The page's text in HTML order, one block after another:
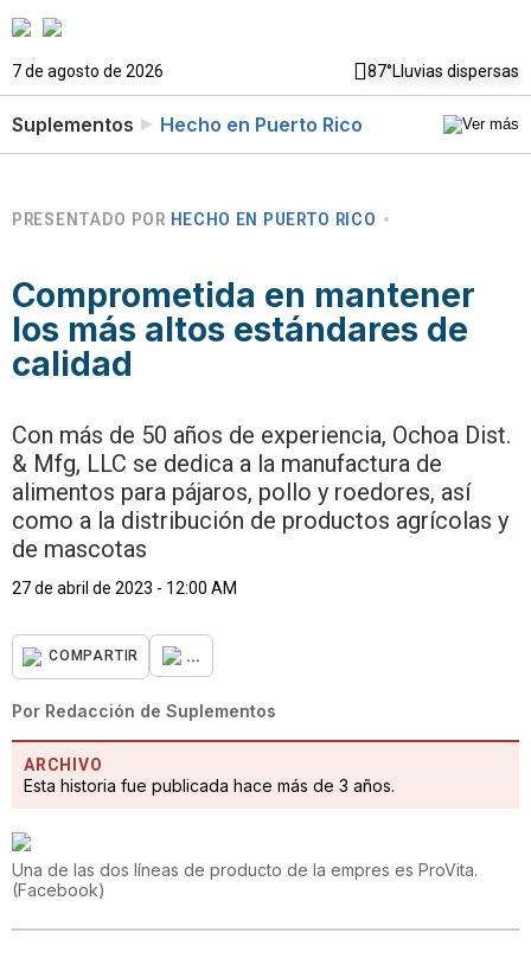
7 de agosto de 2026 87°Lluvias dispersas
Suplementos Hecho en Puerto Rico
PRESENTADO POR HECHO EN PUERTO RICO
Comprometida en mantener
los más altos estándares de
calidad
Con más de 50 años de experiencia, Ochoa Dist.
& Mfg, LLC se dedica a la manufactura de
alimentos para pájaros, pollo y roedores, así
como a la distribución de productos agrícolas y
de mascotas
27 de abril de 2023 - 12:00 AM
COMPARTIR ...
Por Redacción de Suplementos
ARCHIVO
Esta historia fue publicada hace más de 3 años.
Una de las dos líneas de producto de la empres es ProVita.
(Facebook)